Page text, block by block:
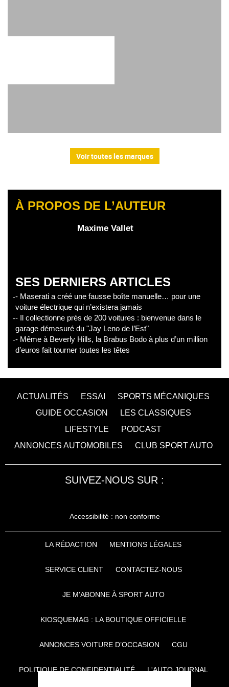
Voir toutes les marques
À PROPOS DE L’AUTEUR
Maxime Vallet
SES DERNIERS ARTICLES
- Maserati a créé une fausse boîte manuelle… pour une
voiture électrique qui n’existera jamais
- Il collectionne près de 200 voitures : bienvenue dans le
garage démesuré du "Jay Leno de l’Est"
- Même à Beverly Hills, la Brabus Bodo à plus d’un million
d’euros fait tourner toutes les têtes
ACTUALITÉS ESSAI
SPORTS MÉCANIQUES
GUIDE OCCASION
LES CLASSIQUES
LIFESTYLE
PODCAST
ANNONCES AUTOMOBILES
CLUB SPORT AUTO
SUIVEZ-NOUS SUR :
Accessibilité : non conforme
LA RÉDACTION MENTIONS LÉGALES
SERVICE CLIENT CONTACTEZ-NOUS
JE M'ABONNE À SPORT AUTO
KIOSQUEMAG : LA BOUTIQUE OFFICIELLE
ANNONCES VOITURE D’OCCASION CGU
POLITIQUE DE CONFIDENTIALITÉ L'AUTO JOURNAL